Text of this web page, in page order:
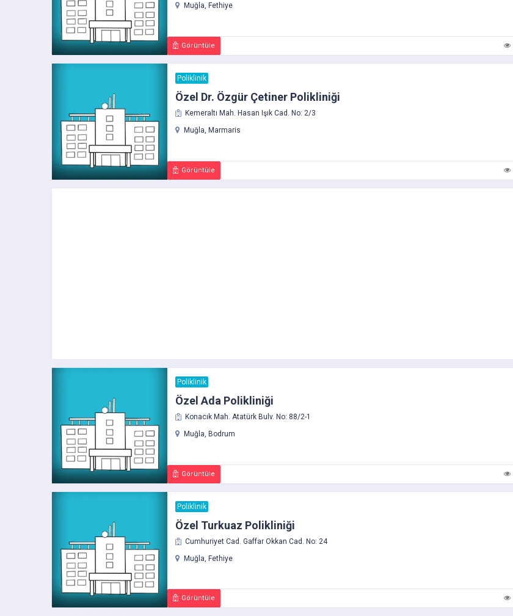
Muğla, Fethiye
Görüntüle
Poliklinik
Özel Dr. Özgür Çetiner Polikliniği
Kemeraltı Mah. Hasan Işık Cad. No: 2/3
Muğla, Marmaris
Görüntüle
Poliklinik
Özel Ada Polikliniği
Konacık Mah. Atatürk Bulv. No: 88/2-1
Muğla, Bodrum
Görüntüle
Poliklinik
Özel Turkuaz Polikliniği
Cumhuriyet Cad. Gaffar Okkan Cad. No: 24
Muğla, Fethiye
Görüntüle